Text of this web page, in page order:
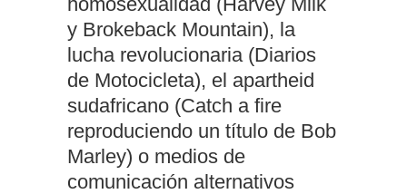
y Brokeback Mountain), la
lucha revolucionaria (Diarios
de Motocicleta), el apartheid
sudafricano (Catch a fire
reproduciendo un título de Bob
Marley) o medios de
comunicación alternativos